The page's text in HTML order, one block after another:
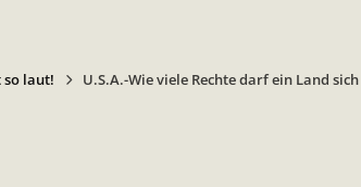
so laut! U.S.A.-Wie viele Rechte darf ein Land